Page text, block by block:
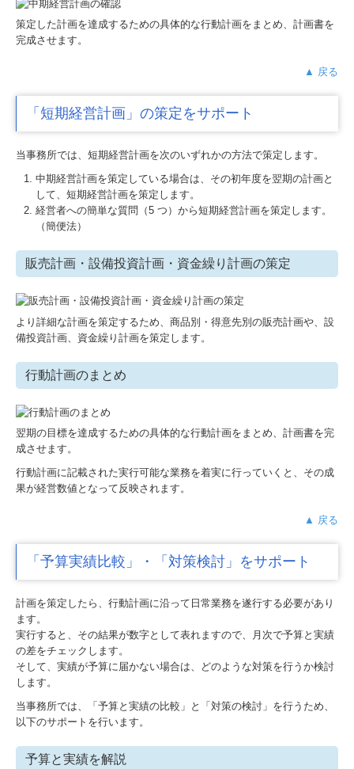
策定した計画を達成するための具体的な行動計画をまとめ、計画書を
完成させます。
▲ 戻る
「短期経営計画」の策定をサポート
当事務所では、短期経営計画を次のいずれかの方法で策定します。
中期経営計画を策定している場合は、その初年度を翌期の計画と
して、短期経営計画を策定します。
経営者への簡単な質問（5 つ）から短期経営計画を策定します。
（簡便法）
販売計画・設備投資計画・資金繰り計画の策定
より詳細な計画を策定するため、商品別・得意先別の販売計画や、設
備投資計画、資金繰り計画を策定します。
行動計画のまとめ
翌期の目標を達成するための具体的な行動計画をまとめ、計画書を完
成させます。
行動計画に記載された実行可能な業務を着実に行っていくと、その成
果が経営数値となって反映されます。
▲ 戻る
「予算実績比較」・「対策検討」をサポート
計画を策定したら、行動計画に沿って日常業務を遂行する必要があり
ます。
実行すると、その結果が数字として表れますので、月次で予算と実績
の差をチェックします。
そして、実績が予算に届かない場合は、どのような対策を行うか検討
します。
当事務所では、「予算と実績の比較」と「対策の検討」を行うため、
以下のサポートを行います。
予算と実績を解説